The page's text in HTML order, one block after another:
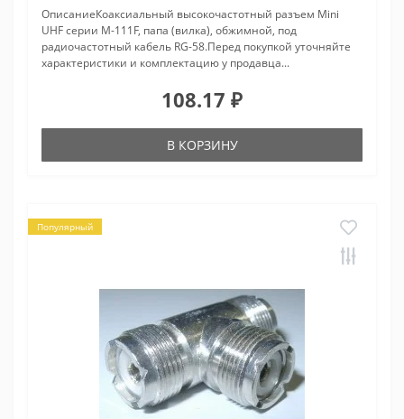
ОписаниеКоаксиальный высокочастотный разъем Mini
UHF серии M-111F, папа (вилка), обжимной, под
радиочастотный кабель RG-58.Перед покупкой уточняйте
характеристики и комплектацию у продавца...
108.17 ₽
В КОРЗИНУ
Популярный